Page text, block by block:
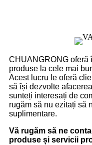
CHUANGRONG oferă
produse la cele mai
Acest lucru le oferă
să își dezvolte
sunteți interesați de
rugăm să nu ezitați să
suplimentare.
Vă rugăm să ne
produse și servicii